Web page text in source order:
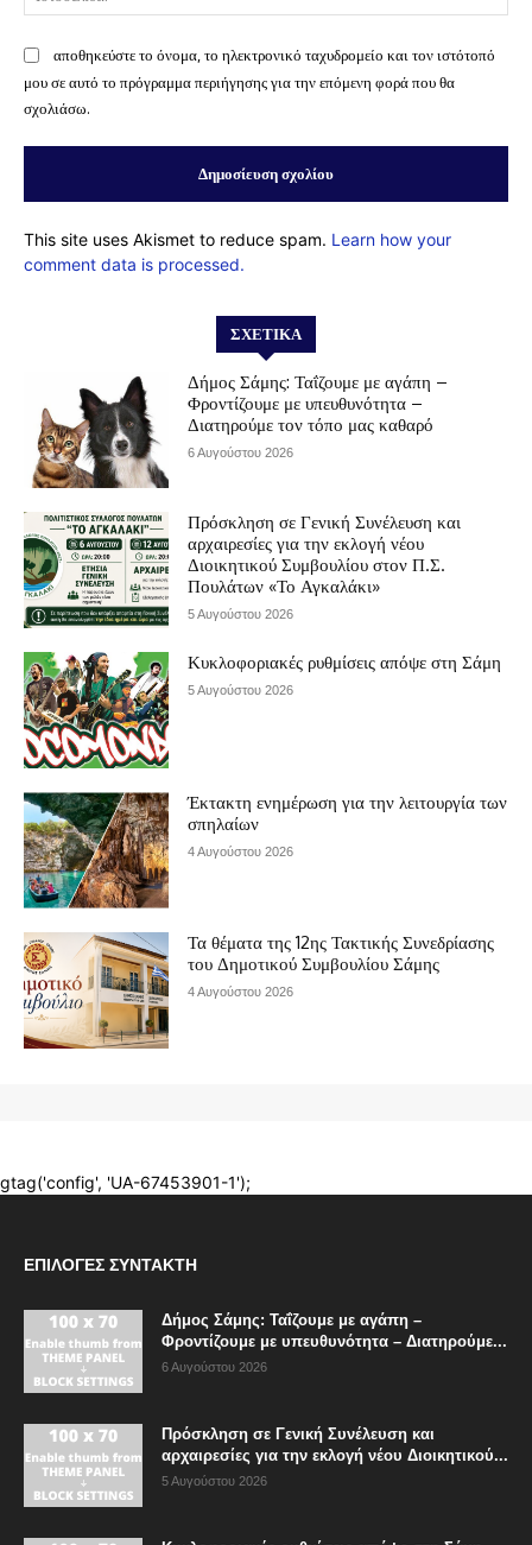
ΕΠΙΛΟΓΈΣ ΣΥΝΤΆΚΤΗ
Δήμος Σάμης: Ταΐζουμε με αγάπη –
Φροντίζουμε με υπευθυνότητα – Διατηρούμε...
6 Αυγούστου 2026
Πρόσκληση σε Γενική Συνέλευση και
αρχαιρεσίες για την εκλογή νέου Διοικητικού...
5 Αυγούστου 2026